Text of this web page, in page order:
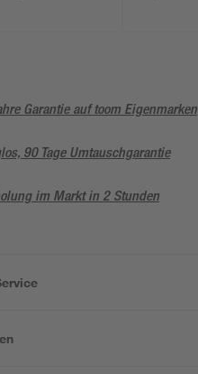
Garantie auf toom Eigenmarken
90 Tage Umtauschgarantie
im Markt in 2 Stunden